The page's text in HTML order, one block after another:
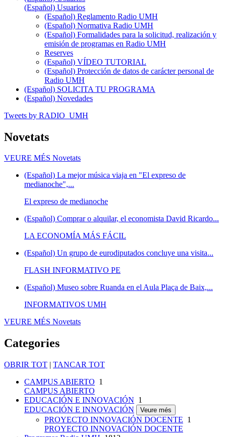
(Español) Usuarios
(Español) Reglamento Radio UMH
(Español) Normativa Radio UMH
(Español) Formalidades para la solicitud, realización y
emisión de programas en Radio UMH
Reserves
(Español) VÍDEO TUTORIAL
(Español) Protección de datos de carácter personal de
Radio UMH
(Español) SOLICITA TU PROGRAMA
(Español) Novedades
Tweets by RADIO_UMH
Novetats
VEURE MÉS Novetats
(Español) La mejor música viaja en "El expreso de
medianoche",...
El expreso de medianoche
(Español) Comprar o alquilar, el economista David Ricardo...
LA ECONOMÍA MÁS FÁCIL
(Español) Un grupo de eurodiputados concluye una visita...
FLASH INFORMATIVO PE
(Español) Museo sobre Ruanda en el Aula Plaça de Baix,...
INFORMATIVOS UMH
VEURE MÉS Novetats
Categories
OBRIR TOT | TANCAR TOT
CAMPUS ABIERTO 1
CAMPUS ABIERTO
EDUCACIÓN E INNOVACIÓN 1
EDUCACIÓN E INNOVACIÓN
Veure més
PROYECTO INNOVACIÓN DOCENTE 1
PROYECTO INNOVACIÓN DOCENTE